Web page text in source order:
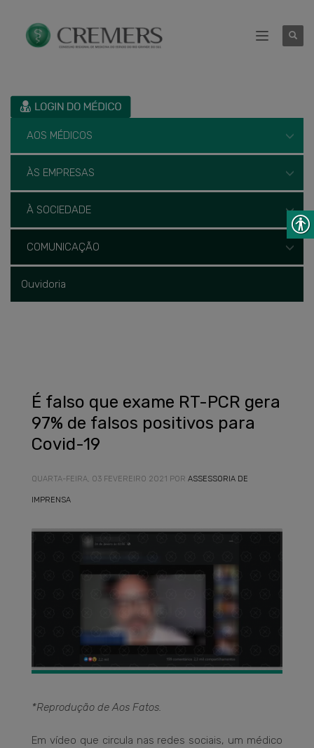
AOS MÉDICOS
ÀS EMPRESAS
À SOCIEDADE
COMUNICAÇÃO
Ouvidoria
É falso que exame RT-PCR gera
97% de falsos positivos para
Covid-19
QUARTA-FEIRA, 03 FEVEREIRO 2021 POR ASSESSORIA DE
IMPRENSA
*Reprodução de Aos Fatos.
Em vídeo que circula nas redes sociais, um médico